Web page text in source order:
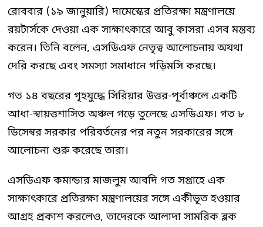
রোববার (১৯ জানুয়ারি) দামেস্কের প্রতিরক্ষা মন্ত্রণালয়ে
রয়টার্সকে দেওয়া এক সাক্ষাৎকারে আবু কাসরা এসব মন্তব্য
করেন। তিনি বলেন, এসডিএফ নেতৃত্ব আলোচনায় অযথা
দেরি করছে এবং সমস্যা সমাধানে গড়িমসি করছে।
গত ১৪ বছরের গৃহযুদ্ধে সিরিয়ার উত্তর-পূর্বাঞ্চলে একটি
আধা-স্বায়ত্তশাসিত অঞ্চল গড়ে তুলেছে এসডিএফ। গত ৮
ডিসেম্বর সরকার পরিবর্তনের পর নতুন সরকারের সঙ্গে
আলোচনা শুরু করেছে তারা।
এসডিএফ কমান্ডার মাজলুম আবদি গত সপ্তাহে এক
সাক্ষাৎকারে প্রতিরক্ষা মন্ত্রণালয়ের সঙ্গে একীভূত হওয়ার
আগ্রহ প্রকাশ করলেও, তাদেরকে আলাদা সামরিক ব্লক